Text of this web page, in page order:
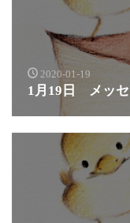
2020-01-19
1月19日 メッセ